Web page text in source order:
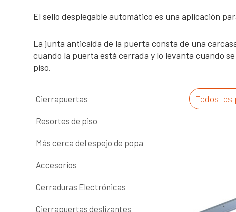
El sello desplegable automático es una aplicación
La junta anticaída de la puerta consta de una
cuando la puerta está cerrada y lo levanta cuando
piso.
Cierrapuertas
Resortes de piso
Más cerca del espejo de popa
Accesorios
Cerraduras Electrónicas
Cierrapuertas deslizantes
Todos los